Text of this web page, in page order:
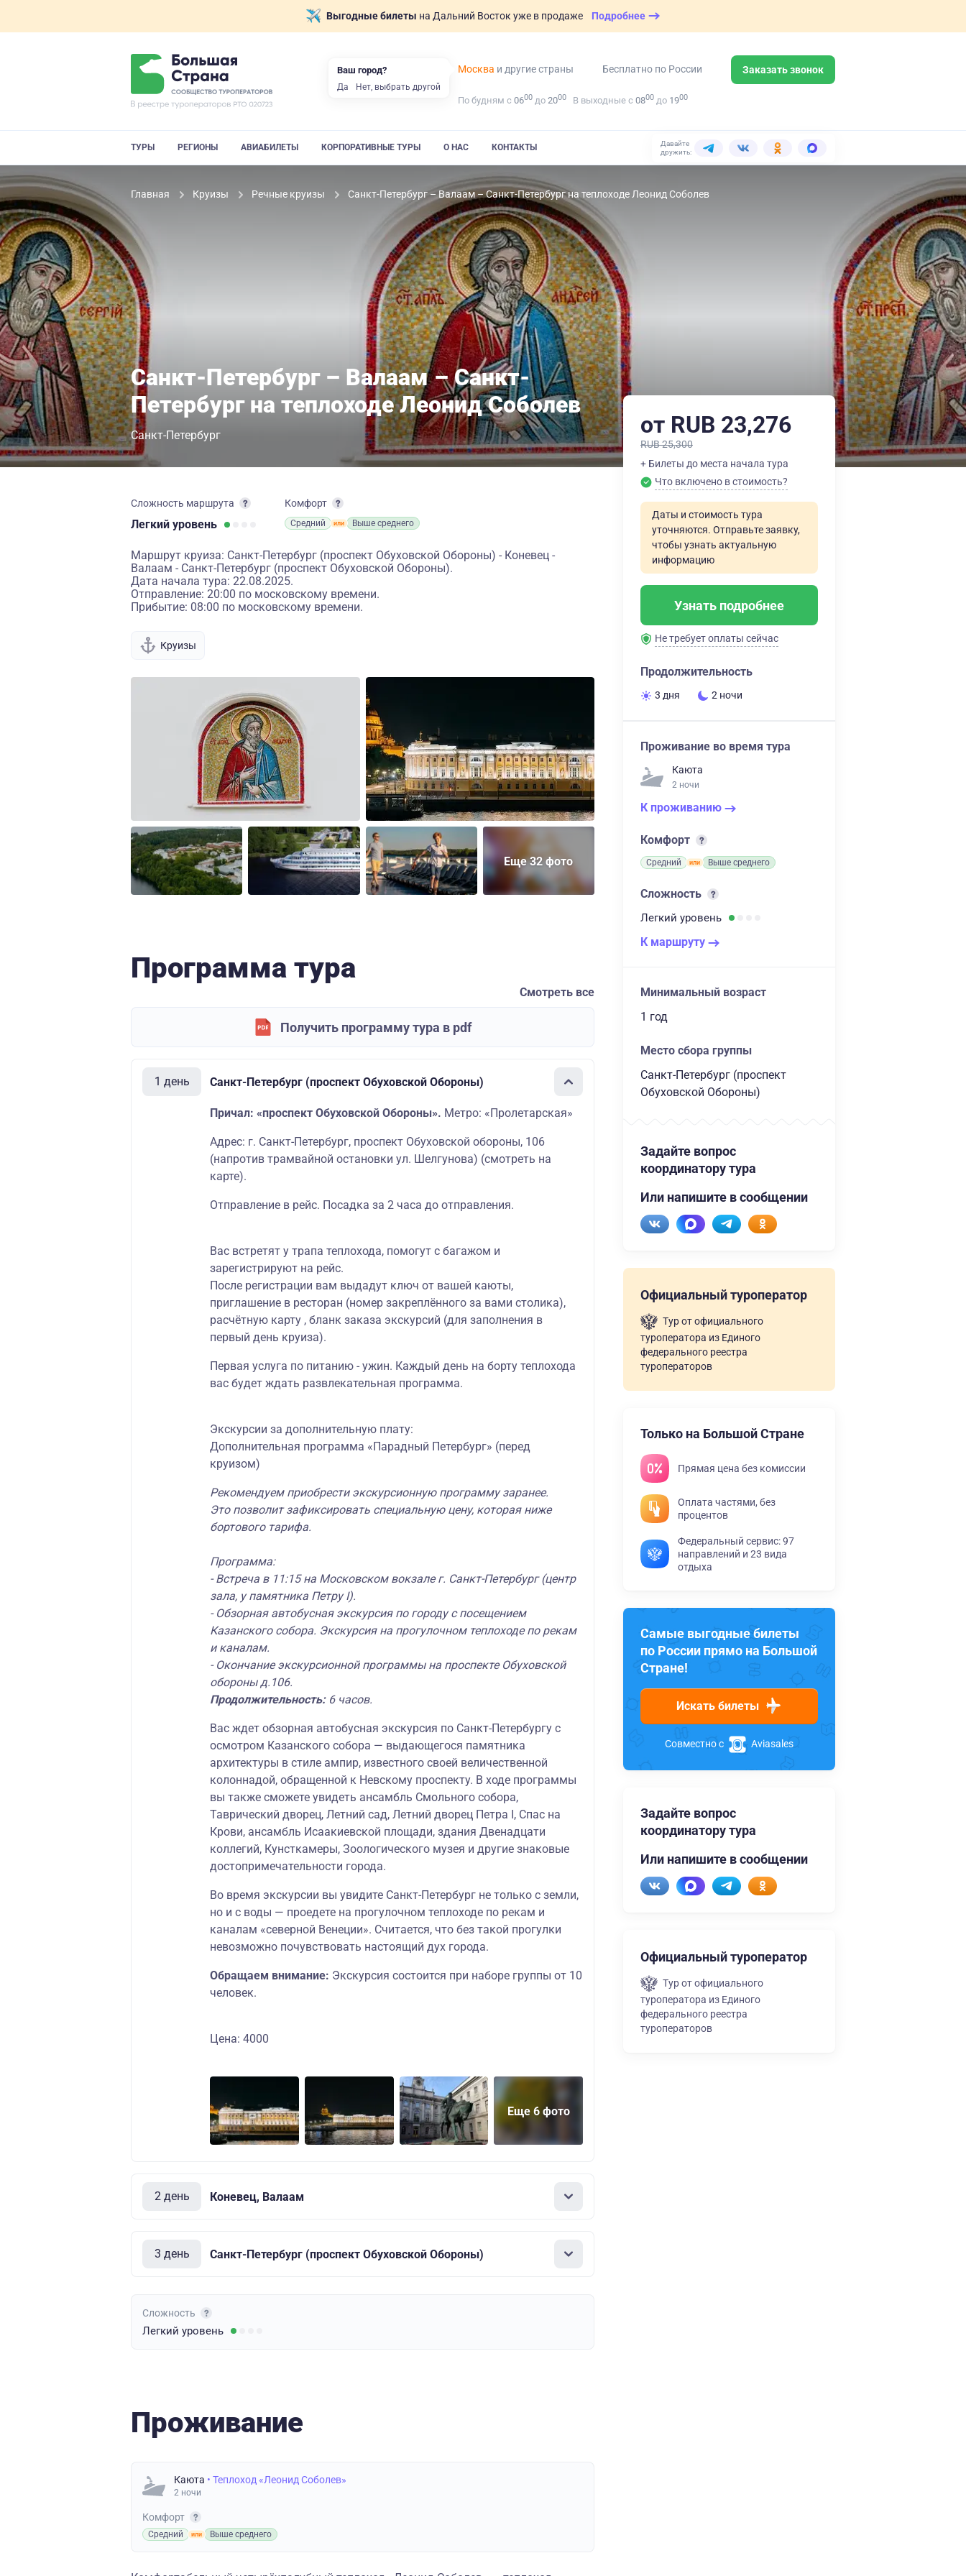
Выгодные билеты на Дальний Восток уже в продаже Подробнее
Москва и другие страны Бесплатно по России Заказать звонок
По будням с 0600 до 2000 В выходные с 0800 до 1900
ТУРЫ РЕГИОНЫ АВИАБИЛЕТЫ КОРПОРАТИВНЫЕ ТУРЫ О НАС КОНТАКТЫ
Давайте
дружить:
Главная Круизы Речные круизы Санкт-Петербург – Валаам – Санкт-Петербург на теплоходе Леонид Соболев
Санкт-Петербург – Валаам – Санкт-
Петербург на теплоходе Леонид Соболев
Санкт-Петербург
Сложность маршрута
Легкий уровень
Комфорт
Средний Выше среднего
Маршрут круиза: Санкт-Петербург (проспект Обуховской Обороны) - Коневец -
Валаам - Санкт-Петербург (проспект Обуховской Обороны).
Дата начала тура: 22.08.2025.
Отправление: 20:00 по московскому времени.
Прибытие: 08:00 по московскому времени.
Круизы
Еще 32 фото
Программа тура
Смотреть все
Получить программу тура в pdf
1 день Санкт-Петербург (проспект Обуховской Обороны)
Причал: «проспект Обуховской Обороны». Метро: «Пролетарская»
Адрес: г. Санкт-Петербург, проспект Обуховской обороны, 106
(напротив трамвайной остановки ул. Шелгунова) (смотреть на
карте).
Отправление в рейс. Посадка за 2 часа до отправления.
Вас встретят у трапа теплохода, помогут с багажом и
зарегистрируют на рейс.
После регистрации вам выдадут ключ от вашей каюты,
приглашение в ресторан (номер закреплённого за вами столика),
расчётную карту , бланк заказа экскурсий (для заполнения в
первый день круиза).
Первая услуга по питанию - ужин. Каждый день на борту теплохода
вас будет ждать развлекательная программа.
Экскурсии за дополнительную плату:
Дополнительная программа «Парадный Петербург» (перед
круизом)
Рекомендуем приобрести экскурсионную программу заранее.
Это позволит зафиксировать специальную цену, которая ниже
бортового тарифа.
Программа:
- Встреча в 11:15 на Московском вокзале г. Санкт-Петербург (центр
зала, у памятника Петру I).
- Обзорная автобусная экскурсия по городу с посещением
Казанского собора. Экскурсия на прогулочном теплоходе по рекам
и каналам.
- Окончание экскурсионной программы на проспекте Обуховской
обороны д.106.
Продолжительность: 6 часов.
Вас ждет обзорная автобусная экскурсия по Санкт-Петербургу с
осмотром Казанского собора — выдающегося памятника
архитектуры в стиле ампир, известного своей величественной
колоннадой, обращенной к Невскому проспекту. В ходе программы
вы также сможете увидеть ансамбль Смольного собора,
Таврический дворец, Летний сад, Летний дворец Петра I, Спас на
Крови, ансамбль Исаакиевской площади, здания Двенадцати
коллегий, Кунсткамеры, Зоологического музея и другие знаковые
достопримечательности города.
Во время экскурсии вы увидите Санкт-Петербург не только с земли,
но и с воды — проедете на прогулочном теплоходе по рекам и
каналам «северной Венеции». Считается, что без такой прогулки
невозможно почувствовать настоящий дух города.
Обращаем внимание: Экскурсия состоится при наборе группы от 10
человек.
Цена: 4000
Еще 6 фото
2 день Коневец, Валаам
3 день Санкт-Петербург (проспект Обуховской Обороны)
Сложность
Легкий уровень
Проживание
Каюта • Теплоход «Леонид Соболев»
2 ночи
Комфорт
Средний Выше среднего
от RUB 23,276
RUB 25,300
+ Билеты до места начала тура
Что включено в стоимость?
Даты и стоимость тура
уточняются. Отправьте заявку,
чтобы узнать актуальную
информацию
Узнать подробнее
Не требует оплаты сейчас
Продолжительность
3 дня 2 ночи
Проживание во время тура
Каюта
2 ночи
К проживанию
Комфорт
Средний Выше среднего
Сложность
Легкий уровень
К маршруту
Минимальный возраст
1 год
Место сбора группы
Санкт-Петербург (проспект
Обуховской Обороны)
Задайте вопрос
координатору тура
Или напишите в сообщении
Официальный туроператор
Тур от официального
туроператора из Единого
федерального реестра
туроператоров
Только на Большой Стране
Прямая цена без комиссии
Оплата частями, без
процентов
Федеральный сервис: 97
направлений и 23 вида
отдыха
Самые выгодные билеты
по России прямо на Большой
Стране!
Искать билеты
Совместно с Aviasales
Задайте вопрос
координатору тура
Или напишите в сообщении
Официальный туроператор
Тур от официального
туроператора из Единого
федерального реестра
туроператоров
Ваш город?
Да Нет, выбрать другой